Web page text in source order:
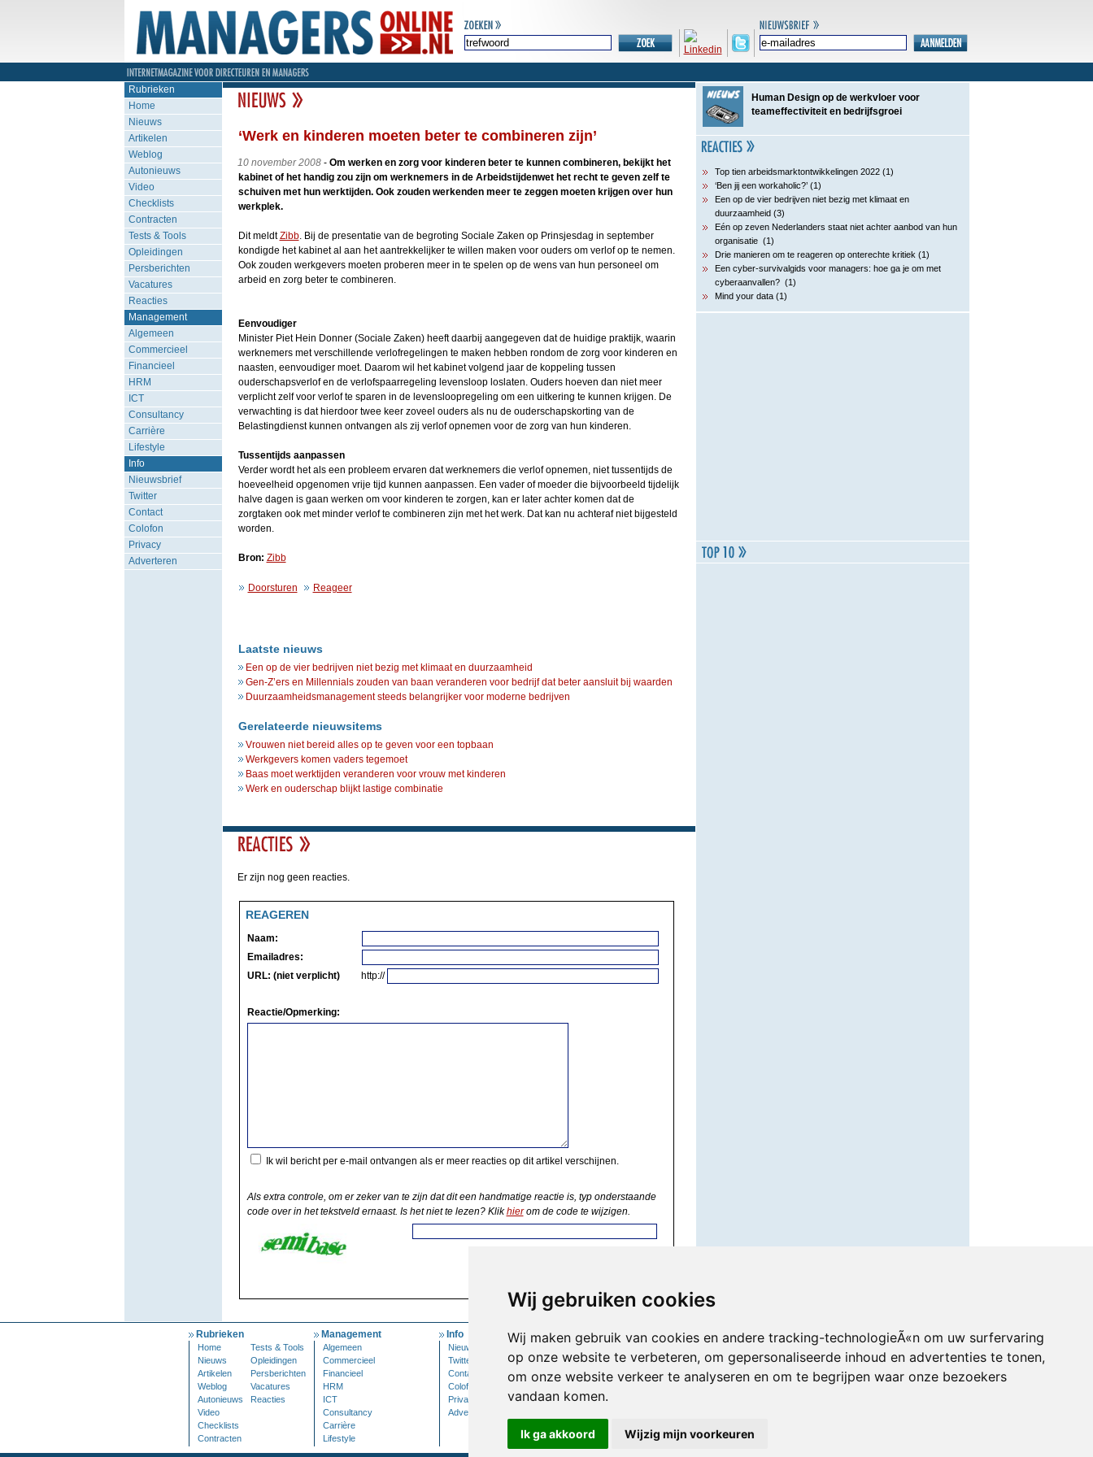
Wij gebruiken cookies
Wij maken gebruik van cookies en andere tracking-technologieÃ«n om uw surfervaring
op onze website te verbeteren, om gepersonaliseerde inhoud en advertenties te tonen,
om onze website verkeer te analyseren en om te begrijpen waar onze bezoekers
vandaan komen.
Ik ga akkoord Wijzig mijn voorkeuren
Rubrieken
Home
Nieuws
Artikelen
Weblog
Autonieuws
Video
Checklists
Contracten
Tests & Tools
Opleidingen
Persberichten
Vacatures
Reacties
Management
Algemeen
Commercieel
Financieel
HRM
ICT
Consultancy
Carrière
Lifestyle
Info
Nieuwsbrief
Twitter
Contact
Colofon
Privacy
Adverteren
‘Werk en kinderen moeten beter te combineren zijn’
10 november 2008- Om werken en zorg voor kinderen beter te kunnen combineren, bekijkt het
kabinet of het handig zou zijn om werknemers in de Arbeidstijdenwet het recht te geven zelf te
schuiven met hun werktijden. Ook zouden werkenden meer te zeggen moeten krijgen over hun
werkplek.
Dit meldtZibb. Bij de presentatie van de begroting Sociale Zaken op Prinsjesdag in september
kondigde het kabinet al aan het aantrekkelijker te willen maken voor ouders om verlof op te nemen.
Ook zouden werkgevers moeten proberen meer in te spelen op de wens van hun personeel om
arbeid en zorg beter te combineren.
Eenvoudiger
Minister Piet Hein Donner (Sociale Zaken) heeft daarbij aangegeven dat de huidige praktijk, waarin
werknemers met verschillende verlofregelingen te maken hebben rondom de zorg voor kinderen en
naasten, eenvoudiger moet. Daarom wil het kabinet volgend jaar de koppeling tussen
ouderschapsverlof en de verlofspaarregeling levensloop loslaten. Ouders hoeven dan niet meer
verplicht zelf voor verlof te sparen in de levensloopregeling om een uitkering te kunnen krijgen. De
verwachting is dat hierdoor twee keer zoveel ouders als nu de ouderschapskorting van de
Belastingdienst kunnen ontvangen als zij verlof opnemen voor de zorg van hun kinderen.
Tussentijds aanpassen
Verder wordt het als een probleem ervaren dat werknemers die verlof opnemen, niet tussentijds de
hoeveelheid opgenomen vrije tijd kunnen aanpassen. Een vader of moeder die bijvoorbeeld tijdelijk
halve dagen is gaan werken om voor kinderen te zorgen, kan er later achter komen dat de
zorgtaken ook met minder verlof te combineren zijn met het werk. Dat kan nu achteraf niet bijgesteld
worden.
Bron: Zibb
Doorsturen Reageer
Laatste nieuws
Een op de vier bedrijven niet bezig met klimaat en duurzaamheid
Gen-Z’ers en Millennials zouden van baan veranderen voor bedrijf dat beter aansluit bij waarden
Duurzaamheidsmanagement steeds belangrijker voor moderne bedrijven
Gerelateerde nieuwsitems
Vrouwen niet bereid alles op te geven voor een topbaan
Werkgevers komen vaders tegemoet
Baas moet werktijden veranderen voor vrouw met kinderen
Werk en ouderschap blijkt lastige combinatie
Er zijn nog geen reacties.
REAGEREN
Naam:
Emailadres:
URL: (niet verplicht)
http://
Reactie/Opmerking:
Ik wil bericht per e-mail ontvangen als er meer reacties op dit artikel verschijnen.
Als extra controle, om er zeker van te zijn dat dit een handmatige reactie is, typ onderstaande
code over in het tekstveld ernaast. Is het niet te lezen? Klikhierom de code te wijzigen.
Human Design op de werkvloer voor
teameffectiviteit en bedrijfsgroei
Top tien arbeidsmarktontwikkelingen 2022 (1)
‘Ben jij een workaholic?’ (1)
Een op de vier bedrijven niet bezig met klimaat en
duurzaamheid (3)
Eén op zeven Nederlanders staat niet achter aanbod van hun
organisatie (1)
Drie manieren om te reageren op onterechte kritiek (1)
Een cyber-survivalgids voor managers: hoe ga je om met
cyberaanvallen? (1)
Mind your data (1)
Rubrieken
Home
Tests & Tools
Nieuws
Opleidingen
Artikelen
Persberichten
Weblog
Vacatures
Autonieuws
Reacties
Video
Checklists
Contracten
Management
Algemeen
Commercieel
Financieel
HRM
ICT
Consultancy
Carrière
Lifestyle
Info
Nieuwsbrief
Twitter
Contact
Colofon
Privacy
Adverteren
Mijn Account
Inloggen